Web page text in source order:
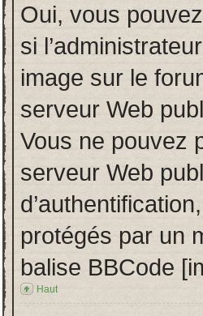
Oui, vous
si
image sur le
serveur Web
Vous ne pouvez
serveur Web
protégés par un
balise BBCode
Haut